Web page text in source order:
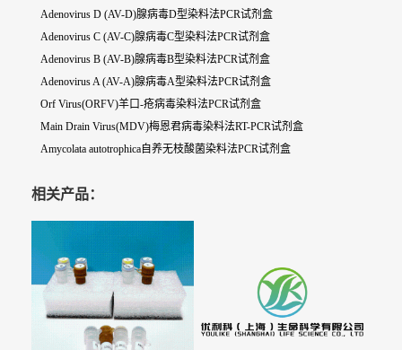
Adenovirus D (AV-D)腺病毒D型染料法PCR试剂盒
Adenovirus C (AV-C)腺病毒C型染料法PCR试剂盒
Adenovirus B (AV-B)腺病毒B型染料法PCR试剂盒
Adenovirus A (AV-A)腺病毒A型染料法PCR试剂盒
Orf Virus(ORFV)羊口-疮病毒染料法PCR试剂盒
Main Drain Virus(MDV)梅恩君病毒染料法RT-PCR试剂盒
Amycolata autotrophica自养无枝酸菌染料法PCR试剂盒
相关产品：